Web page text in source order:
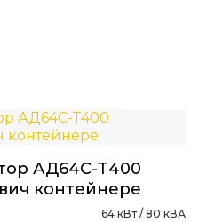
АД64С-Т400
контейнере
64 кВт / 80 кВА